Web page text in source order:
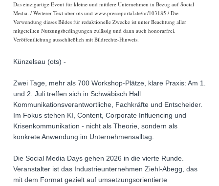
Das einzigartige Event für kleine und mittlere Unternehmen in Bezug auf Social
Media. / Weiterer Text über ots und www.presseportal.de/nr/103185 / Die
Verwendung dieses Bildes für redaktionelle Zwecke ist unter Beachtung aller
mitgeteilten Nutzungsbedingungen zulässig und dann auch honorarfrei.
Veröffentlichung ausschließlich mit Bildrechte-Hinweis.
Künzelsau (ots) -
Zwei Tage, mehr als 700 Workshop-Plätze, klare Praxis: Am 1.
und 2. Juli treffen sich in Schwäbisch Hall
Kommunikationsverantwortliche, Fachkräfte und Entscheider.
Im Fokus stehen KI, Content, Corporate Influencing und
Krisenkommunikation - nicht als Theorie, sondern als
konkrete Anwendung im Unternehmensalltag.
Die Social Media Days gehen 2026 in die vierte Runde.
Veranstalter ist das Industrieunternehmen Ziehl-Abegg, das
mit dem Format gezielt auf umsetzungsorientierte